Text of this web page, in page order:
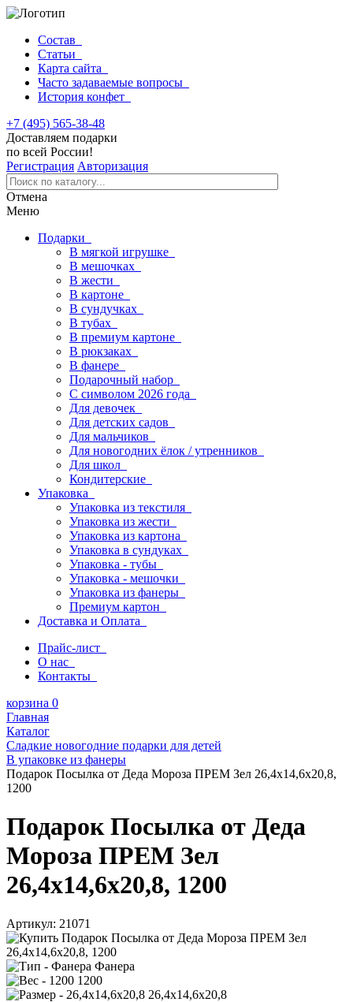
Состав
Статьи
Карта сайта
Часто задаваемые вопросы
История конфет
+7 (495) 565-38-48
Доставляем подарки
по всей России!
Регистрация Авторизация
Отмена
Меню
Подарки
В мягкой игрушке
В мешочках
В жести
В картоне
В сундучках
В тубах
В премиум картоне
В рюкзаках
В фанере
Подарочный набор
С символом 2026 года
Для девочек
Для детских садов
Для мальчиков
Для новогодних ёлок / утренников
Для школ
Кондитерские
Упаковка
Упаковка из текстиля
Упаковка из жести
Упаковка из картона
Упаковка в сундуках
Упаковка - тубы
Упаковка - мешочки
Упаковка из фанеры
Премиум картон
Доставка и Оплата
Прайс-лист
О нас
Контакты
корзина 0
Главная
Каталог
Сладкие новогодние подарки для детей
В упаковке из фанеры
Подарок Посылка от Деда Мороза ПРЕМ Зел 26,4х14,6х20,8,
1200
Подарок Посылка от Деда
Мороза ПРЕМ Зел
26,4х14,6х20,8, 1200
Артикул: 21071
Фанера
1200
26,4х14,6х20,8